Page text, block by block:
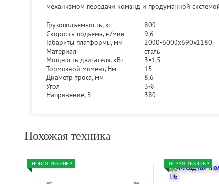
механизмом передачи команд и продуманной
Грузоподъемность, кг
800
Скорость подъема, м/мин
9,6
Габариты платформы, мм
2000-6000х690х1180
Материал
сталь
Мощность двигателя, кВт
3×1,5
Тормозной момент, Нм
15
Диаметр троса, мм
8,6
Угол
3-8
Напряжение, В
380
Похожая техника
НОВАЯ ТЕХНИКА НОВАЯ ТЕХНИКА